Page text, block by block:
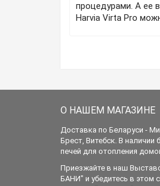
процедурами. А ее
Harvia Virta Pro
О НАШЕМ МАГАЗИНЕ
Доставка по Беларуси -
Брест, Витебск. В наличии
печей для отопления
Приезжайте в наш
БАНИ" и убедитесь в этом